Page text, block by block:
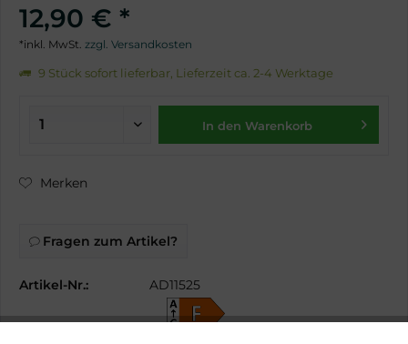
12,90 € *
*inkl. MwSt. zzgl. Versandkosten
9 Stück sofort lieferbar, Lieferzeit ca. 2-4 Werktage
In den Warenkorb
Merken
Fragen zum Artikel?
Artikel-Nr.: AD11525